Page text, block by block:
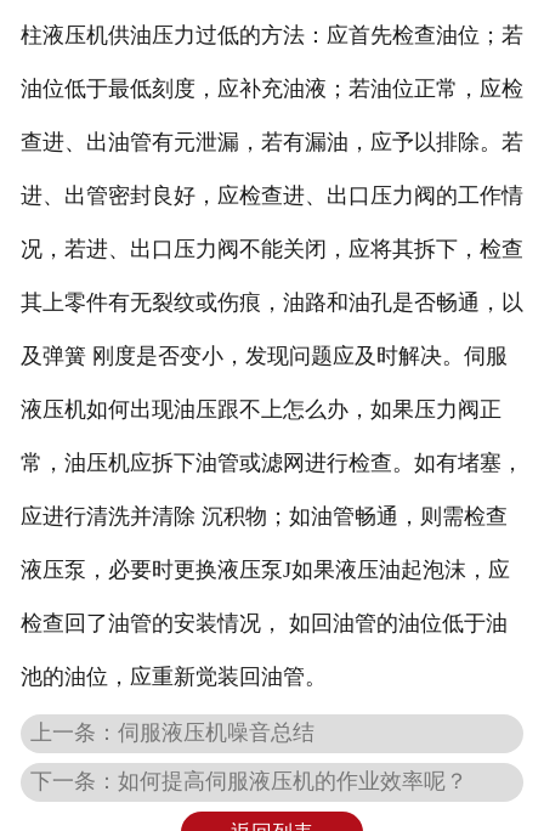
柱液压机供油压力过低的方法：应首先检查油位；若
油位低于最低刻度，应补充油液；若油位正常，应检
查进、出油管有元泄漏，若有漏油，应予以排除。若
进、出管密封良好，应检查进、出口压力阀的工作情
况，若进、出口压力阀不能关闭，应将其拆下，检查
其上零件有无裂纹或伤痕，油路和油孔是否畅通，以
及弹簧 刚度是否变小，发现问题应及时解决。伺服
液压机如何出现油压跟不上怎么办，如果压力阀正
常，油压机应拆下油管或滤网进行检查。如有堵塞，
应进行清洗并清除 沉积物；如油管畅通，则需检查
液压泵，必要时更换液压泵J如果液压油起泡沫，应
检查回了油管的安装情况， 如回油管的油位低于油
池的油位，应重新觉装回油管。
上一条：伺服液压机噪音总结
下一条：如何提高伺服液压机的作业效率呢？